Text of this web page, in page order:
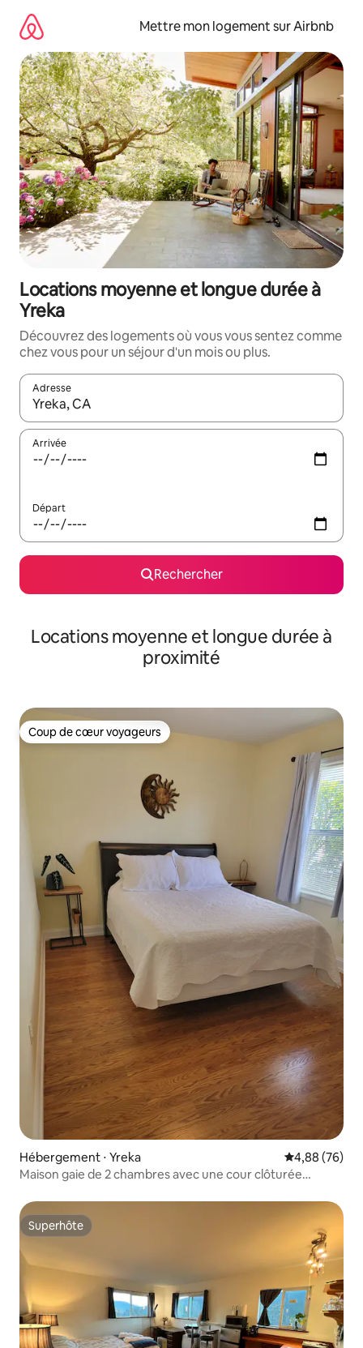
directement
contenu
Mettre mon logement sur Airbnb
Locations moyenne et longue durée à
Yreka
Découvrez des logements où vous vous sentez comme
chez vous pour un séjour d'un mois ou plus.
Adresse
Lorsque les résultats s'affichent, utilisez les flèches vers le
Arrivée
Départ
Rechercher
Locations moyenne et longue durée à
proximité
Coup de cœur voyageurs
Coup de cœur voyageurs
Hébergement ⋅ Yreka Évaluation
4,88 (76)
Maison gaie de 2 chambres avec une cour clôturée
Superhôte
Superhôte